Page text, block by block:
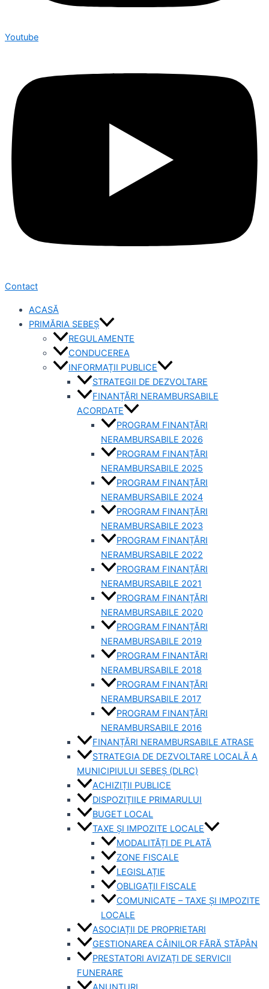
Youtube
Contact
ACASĂ
PRIMĂRIA SEBEȘ
REGULAMENTE
CONDUCEREA
INFORMAȚII PUBLICE
STRATEGII DE DEZVOLTARE
FINANȚĂRI NERAMBURSABILE
ACORDATE
PROGRAM FINANȚĂRI
NERAMBURSABILE 2026
PROGRAM FINANȚĂRI
NERAMBURSABILE 2025
PROGRAM FINANȚĂRI
NERAMBURSABILE 2024
PROGRAM FINANȚĂRI
NERAMBURSABILE 2023
PROGRAM FINANȚĂRI
NERAMBURSABILE 2022
PROGRAM FINANȚĂRI
NERAMBURSABILE 2021
PROGRAM FINANȚĂRI
NERAMBURSABILE 2020
PROGRAM FINANȚĂRI
NERAMBURSABILE 2019
PROGRAM FINANTĂRI
NERAMBURSABILE 2018
PROGRAM FINANȚĂRI
NERAMBURSABILE 2017
PROGRAM FINANȚĂRI
NERAMBURSABILE 2016
FINANȚĂRI NERAMBURSABILE ATRASE
STRATEGIA DE DEZVOLTARE LOCALĂ A
MUNICIPIULUI SEBEȘ (DLRC)
ACHIZIȚII PUBLICE
DISPOZIȚIILE PRIMARULUI
BUGET LOCAL
TAXE ȘI IMPOZITE LOCALE
MODALITĂȚI DE PLATĂ
ZONE FISCALE
LEGISLAȚIE
OBLIGAȚII FISCALE
COMUNICATE – TAXE ȘI IMPOZITE
LOCALE
ASOCIAȚII DE PROPRIETARI
GESTIONAREA CÂINILOR FĂRĂ STĂPÂN
PRESTATORI AVIZAȚI DE SERVICII
FUNERARE